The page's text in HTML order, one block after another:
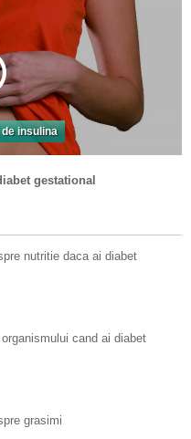
insulina
gestational
nutritie daca ai diabet
cand ai diabet
grasimi